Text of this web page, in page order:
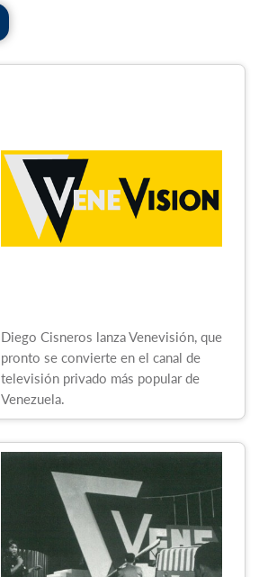
Diego Cisneros lanza Venevisión, que
pronto se convierte en el canal de
televisión privado más popular de
Venezuela.